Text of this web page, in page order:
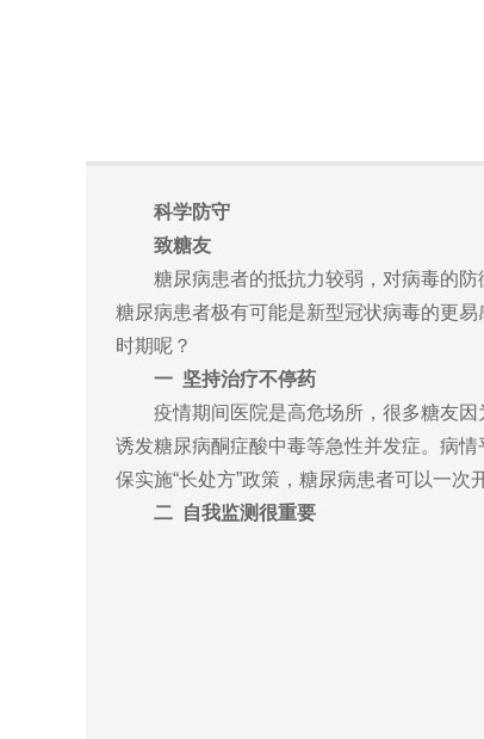
科学防守
致糖友
糖尿病患者的抵抗力较弱，对病毒的防
糖尿病患者极有可能是新型冠状病毒的更
时期呢？
一 坚持治疗不停药
疫情期间医院是高危场所，很多糖友因
诱发糖尿病酮症酸中毒等急性并发症。病
保实施“长处方”政策，糖尿病患者可以一次
二 自我监测很重要